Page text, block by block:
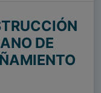
DE